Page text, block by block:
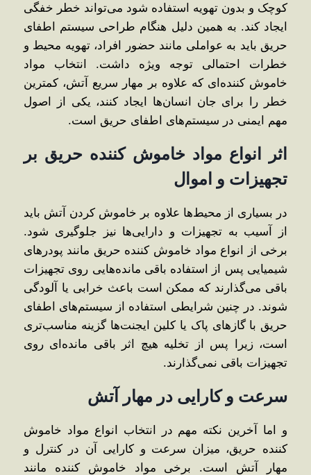
کوچک و بدون تهویه استفاده شود می‌تواند خطر خفگی
ایجاد کند. به همین دلیل هنگام طراحی سیستم اطفای
حریق باید به عواملی مانند حضور افراد، تهویه محیط و
خطرات احتمالی توجه ویژه داشت. انتخاب مواد
خاموش ‌کننده‌ای که علاوه بر مهار سریع آتش، کمترین
خطر را برای جان انسان‌ها ایجاد کنند، یکی از اصول
مهم ایمنی در سیستم‌های اطفای حریق است.
اثر انواع مواد خاموش کننده حریق بر
تجهیزات و اموال
در بسیاری از محیط‌ها علاوه بر خاموش کردن آتش باید
از آسیب به تجهیزات و دارایی‌ها نیز جلوگیری شود.
برخی از انواع مواد خاموش کننده حریق مانند پودرهای
شیمیایی پس از استفاده باقی ‌مانده‌هایی روی تجهیزات
باقی می‌گذارند که ممکن است باعث خرابی یا آلودگی
شوند. در چنین شرایطی استفاده از سیستم‌های اطفای
حریق با گازهای پاک یا کلین ایجنت‌ها گزینه مناسب‌تری
است، زیرا پس از تخلیه هیچ اثر باقی مانده‌ای روی
تجهیزات باقی نمی‌گذارند.
سرعت و کارایی در مهار آتش
و اما آخرین نکته مهم در انتخاب انواع مواد خاموش
کننده حریق، میزان سرعت و کارایی آن در کنترل و
مهار آتش است. برخی مواد خاموش ‌کننده مانند